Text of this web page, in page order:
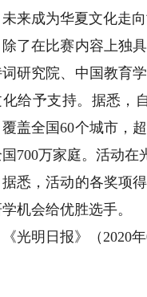
来成为华夏文化走向
在比赛内容上独具
研究院、中国教育
化给予支持。据悉，
盖全国60个城市，
700万家庭。活动在
，活动的各奖项得
机会给优胜选手。
明日报》（2020年